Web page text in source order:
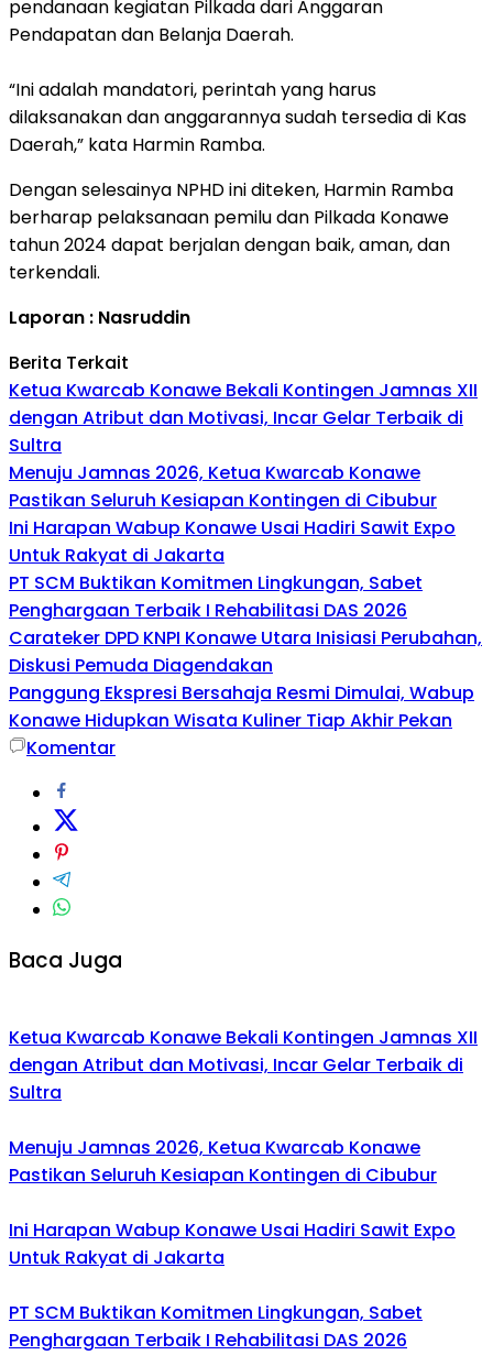
pendanaan kegiatan Pilkada dari Anggaran
Pendapatan dan Belanja Daerah.
“Ini adalah mandatori, perintah yang harus
dilaksanakan dan anggarannya sudah tersedia di Kas
Daerah,” kata Harmin Ramba.
Dengan selesainya NPHD ini diteken, Harmin Ramba
berharap pelaksanaan pemilu dan Pilkada Konawe
tahun 2024 dapat berjalan dengan baik, aman, dan
terkendali.
Laporan : Nasruddin
Berita Terkait
Ketua Kwarcab Konawe Bekali Kontingen Jamnas XII
dengan Atribut dan Motivasi, Incar Gelar Terbaik di
Sultra
Menuju Jamnas 2026, Ketua Kwarcab Konawe
Pastikan Seluruh Kesiapan Kontingen di Cibubur
Ini Harapan Wabup Konawe Usai Hadiri Sawit Expo
Untuk Rakyat di Jakarta
PT SCM Buktikan Komitmen Lingkungan, Sabet
Penghargaan Terbaik I Rehabilitasi DAS 2026
Carateker DPD KNPI Konawe Utara Inisiasi Perubahan,
Diskusi Pemuda Diagendakan
Panggung Ekspresi Bersahaja Resmi Dimulai, Wabup
Konawe Hidupkan Wisata Kuliner Tiap Akhir Pekan
Komentar
Baca Juga
Ketua Kwarcab Konawe Bekali Kontingen Jamnas XII
dengan Atribut dan Motivasi, Incar Gelar Terbaik di
Sultra
Menuju Jamnas 2026, Ketua Kwarcab Konawe
Pastikan Seluruh Kesiapan Kontingen di Cibubur
Ini Harapan Wabup Konawe Usai Hadiri Sawit Expo
Untuk Rakyat di Jakarta
PT SCM Buktikan Komitmen Lingkungan, Sabet
Penghargaan Terbaik I Rehabilitasi DAS 2026